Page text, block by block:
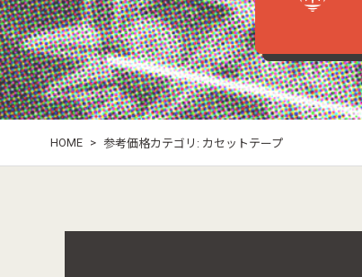
HOME > 参考価格カテゴリ: カセットテープ